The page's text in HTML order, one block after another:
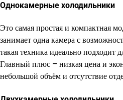
Однокамерные холодильники
Это самая простая и компактная
занимает одна камера с
такая техника идеально подходит
Главный плюс – низкая цена и
небольшой объём и отсутствие